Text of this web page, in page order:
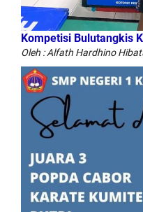
Kompetisi Bulutangkis
Oleh : Alfath Hardhino